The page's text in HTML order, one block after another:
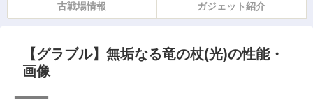
古戦場情報 ガジェット紹介
【グラブル】無垢なる竜の杖(光)の性能・
画像